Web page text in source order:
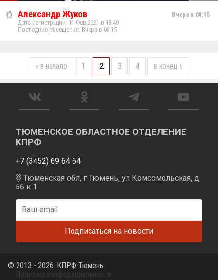
Александр Жуков
Вчера в 08:15
Дата регистрации: 11 Фев 2021 в 18:49
Последние посещение: Вчера в 08:15
« в начало 1 2 3 4 в конец »
ТЮМЕНСКОЕ ОБЛАСТНОЕ ОТДЕЛЕНИЕ
КПРФ
+7 (3452) 69 64 64
Тюменская обл, г Тюмень, ул Комсомольская, д
56 к 1
© 2013 - 2026. КПРФ Тюмень